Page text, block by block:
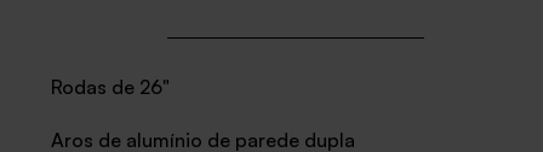
Rodas de 26"
Aros de alumínio de parede dupla